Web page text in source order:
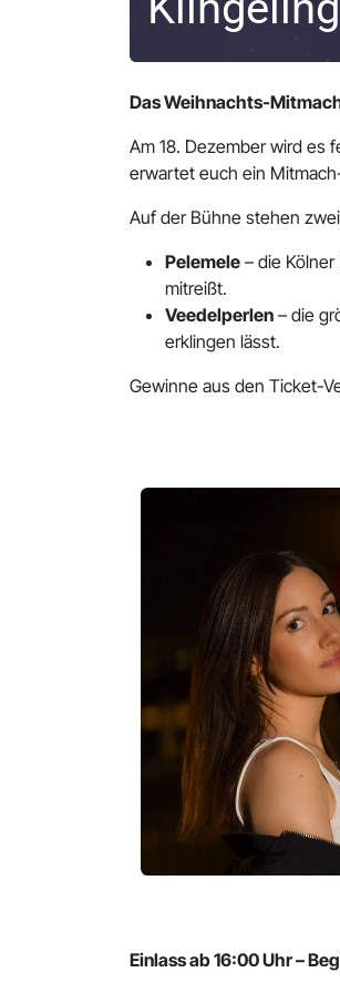
Das Weihnachts-
Am 18. Dezember wird es
erwartet euch ein
Auf der Bühne stehen
Pelemele – die
mitreißt.
Veedelperlen – die
erklingen lässt.
Gewinne aus den Ticket-
Einlass ab 16:00 Uhr –